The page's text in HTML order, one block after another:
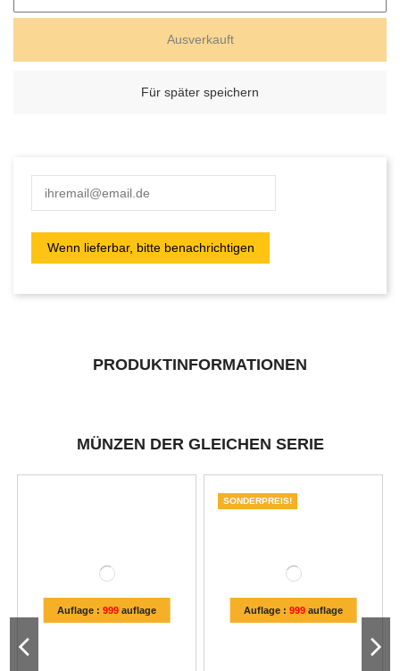
Ausverkauft
Für später speichern
PRODUKTINFORMATIONEN
MÜNZEN DER GLEICHEN SERIE
Auflage : 999auflage Auflage : 999auflage
SONDERPREIS!